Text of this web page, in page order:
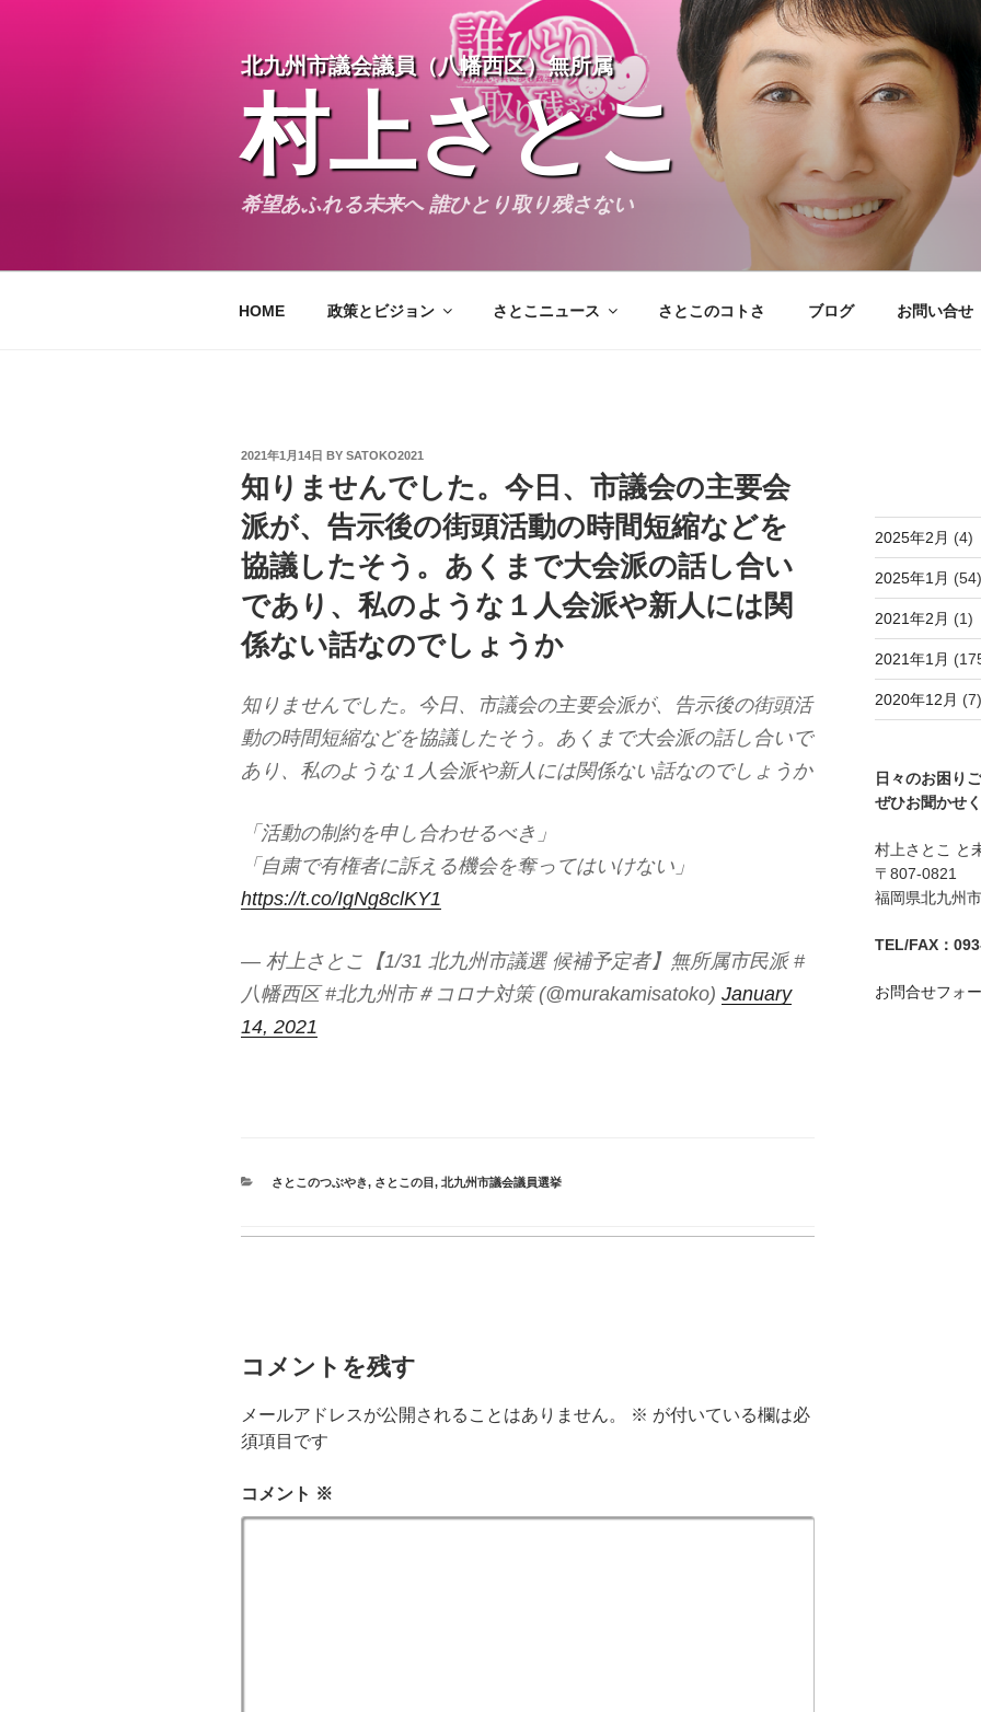
北九州市議会議員（八幡西区）無所属
村上さとこ
希望あふれる未来へ 誰ひとり取り残さない
HOME 政策とビジョン さとこニュース さとこのコトさ ブログ お問い合せ
POSTED
ON
2021年1月14日 BY SATOKO2021
知りませんでした。今日、市議会の主要会
派が、告示後の街頭活動の時間短縮などを
協議したそう。あくまで大会派の話し合い
であり、私のような１人会派や新人には関
係ない話なのでしょうか
知りませんでした。今日、市議会の主要会派が、告示後の街頭活
動の時間短縮などを協議したそう。あくまで大会派の話し合いで
あり、私のような１人会派や新人には関係ない話なのでしょうか
「活動の制約を申し合わせるべき」
「自粛で有権者に訴える機会を奪ってはいけない」
https://t.co/IgNg8clKY1
— 村上さとこ【1/31 北九州市議選 候補予定者】無所属市民派 #
八幡西区 #北九州市＃コロナ対策 (@murakamisatoko) January
14, 2021
CATEGORIES
さとこのつぶやき, さとこの目 , 北九州市議会議員選挙
コメントを残す
メールアドレスが公開されることはありません。 ※ が付いている欄は必
須項目です
コメント ※
2025年2月 (4)
2025年1月 (54)
2021年2月 (1)
2021年1月
2020年12月 (7)
日々のお困り
ぜひお聞かせ
村上さとこ と
〒807-0821
福岡県北九州
TEL/FAX：
お問合せフォ